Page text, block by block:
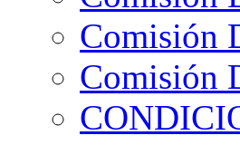
Comisión
Comisión